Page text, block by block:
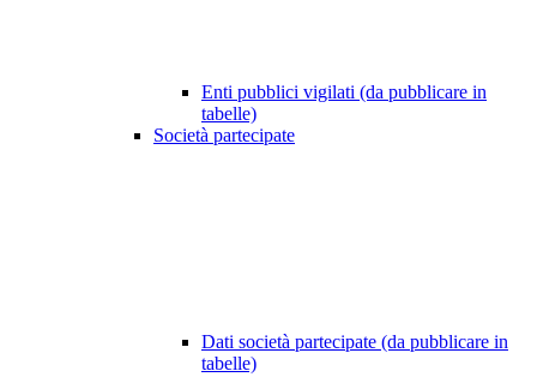
Enti pubblici vigilati (da pubblicare in
tabelle)
Società partecipate
Dati società partecipate (da pubblicare in
tabelle)